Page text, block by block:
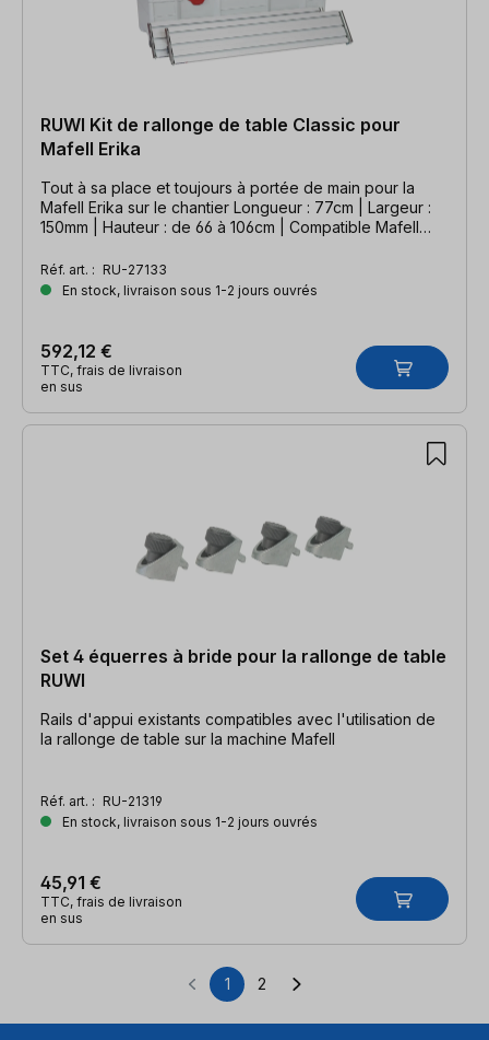
RUWI Kit de rallonge de table Classic pour
Mafell Erika
Tout à sa place et toujours à portée de main pour la
Mafell Erika sur le chantier Longueur : 77cm | Largeur :
150mm | Hauteur : de 66 à 106cm | Compatible Mafell
Réf. art. : RU-27133
En stock, livraison sous 1-2 jours ouvrés
592,12 €
TTC, frais de livraison
en sus
Set 4 équerres à bride pour la rallonge de table
RUWI
Rails d'appui existants compatibles avec l'utilisation de
la rallonge de table sur la machine Mafell
Réf. art. : RU-21319
En stock, livraison sous 1-2 jours ouvrés
45,91 €
TTC, frais de livraison
en sus
Page
1 Page
2